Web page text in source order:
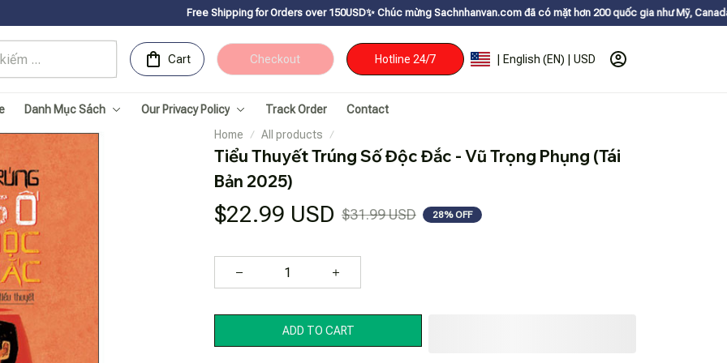
Free Shipping for Orders over 150USDㅤ✨ Chúc mừng Sachnhanvan.com đã có mặt hơn 200 quốc gia như Mỹ, Canada, Úc, Nhật, Hàn,
Cart Checkout Hotline 24/7 | English (EN) | USD
Danh Mục Sách Our Privacy Policy Track Order
Contact
Home
All products
Tiểu Thuyết Trúng Số Độc Đắc - Vũ Trọng Phụng (Tái
Bản 2025)
$22.99 USD $31.99 USD 28% OFF
ADD TO CART